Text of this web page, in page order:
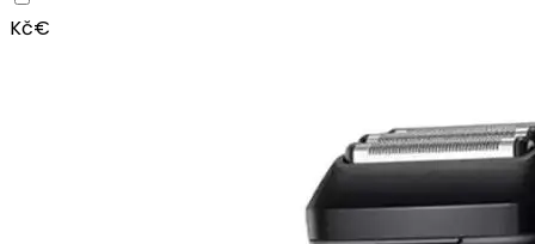
Kč€